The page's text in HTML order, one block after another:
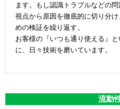
ます。もし認識トラブルなどの
視点から原因を徹底的に切り分
めの検証を繰り返す。
お客様の『いつも通り使える』
に、日々技術を磨いています。
流動